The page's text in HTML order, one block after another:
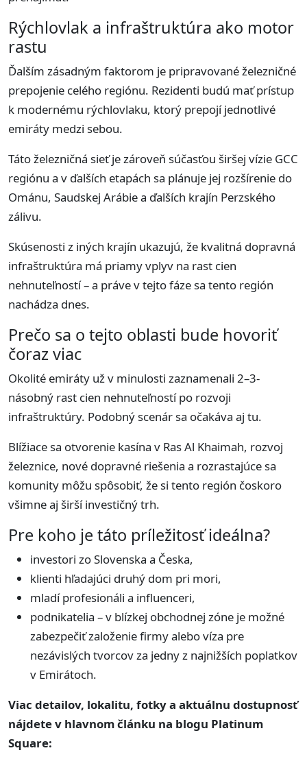
Rýchlovlak a infraštruktúra ako motor
rastu
Ďalším zásadným faktorom je pripravované železničné
prepojenie celého regiónu. Rezidenti budú mať prístup
k modernému rýchlovlaku, ktorý prepojí jednotlivé
emiráty medzi sebou.
Táto železničná sieť je zároveň súčasťou širšej vízie GCC
regiónu a v ďalších etapách sa plánuje jej rozšírenie do
Ománu, Saudskej Arábie a ďalších krajín Perzského
zálivu.
Skúsenosti z iných krajín ukazujú, že kvalitná dopravná
infraštruktúra má priamy vplyv na rast cien
nehnuteľností – a práve v tejto fáze sa tento región
nachádza dnes.
Prečo sa o tejto oblasti bude hovoriť
čoraz viac
Okolité emiráty už v minulosti zaznamenali 2–3-
násobný rast cien nehnuteľností po rozvoji
infraštruktúry. Podobný scenár sa očakáva aj tu.
Blížiace sa otvorenie kasína v Ras Al Khaimah, rozvoj
železnice, nové dopravné riešenia a rozrastajúce sa
komunity môžu spôsobiť, že si tento región čoskoro
všimne aj širší investičný trh.
Pre koho je táto príležitosť ideálna?
investori zo Slovenska a Česka,
klienti hľadajúci druhý dom pri mori,
mladí profesionáli a influenceri,
podnikatelia – v blízkej obchodnej zóne je možné
zabezpečiť založenie firmy alebo víza pre
nezávislých tvorcov za jedny z najnižších poplatkov
v Emirátoch.
Viac detailov, lokalitu, fotky a aktuálnu dostupnosť
nájdete v hlavnom článku na blogu Platinum
Square: